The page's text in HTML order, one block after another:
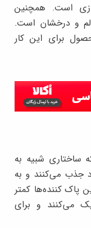
است. همچنین
و درخشان است.
برای این کار
ساختاری شبیه به
جذب می‌کنند و به
پاک کننده‌ها کمتر
می‌کنند و برای